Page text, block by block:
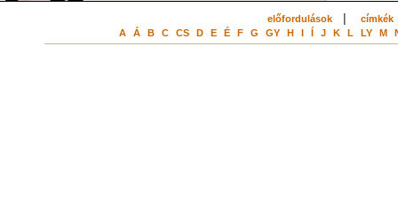
előfordulások| címkék
A Á B C CS D E É F G GY H I Í J K L LY M